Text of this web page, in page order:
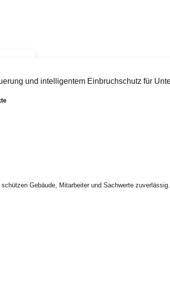
Gebäude, Mitarbeiter und Sachwerte zuverlässig.